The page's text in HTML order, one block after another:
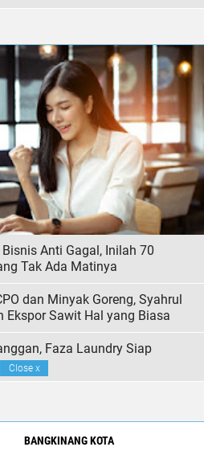
Anti Gagal, Inilah 70
Tak Ada Matinya
dan Minyak Goreng, Syahrul
Ekspor Sawit Hal yang Biasa
Faza Laundry Siap
BANGKINANG KOTA
Close x